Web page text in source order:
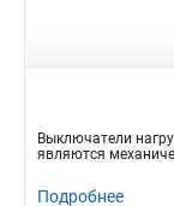
Выключатели
являются
Подробнее